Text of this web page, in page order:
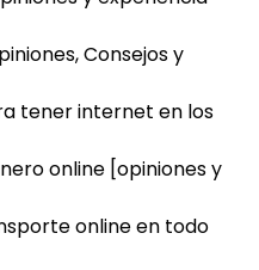
Consejos y
tener internet en los
online [opiniones y
online en todo